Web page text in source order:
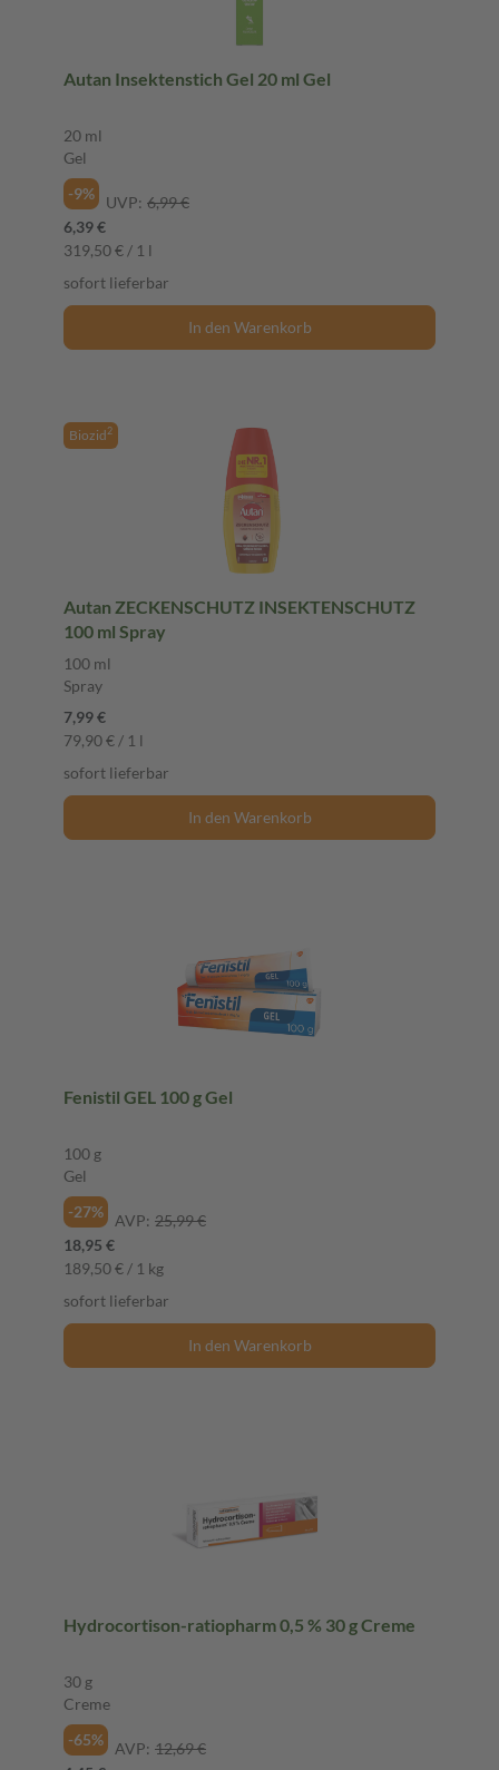
Autan Insektenstich Gel 20 ml Gel
20 ml
Gel
-9%
UVP: 6,99 €
6,39 €
319,50 € / 1 l
sofort lieferbar
In den Warenkorb
Biozid2
Autan ZECKENSCHUTZ INSEKTENSCHUTZ
100 ml Spray
100 ml
Spray
7,99 €
79,90 € / 1 l
sofort lieferbar
In den Warenkorb
Fenistil GEL 100 g Gel
100 g
Gel
-27%
AVP: 25,99 €
18,95 €
189,50 € / 1 kg
sofort lieferbar
In den Warenkorb
Hydrocortison-ratiopharm 0,5 % 30 g Creme
30 g
Creme
-65%
AVP: 12,69 €